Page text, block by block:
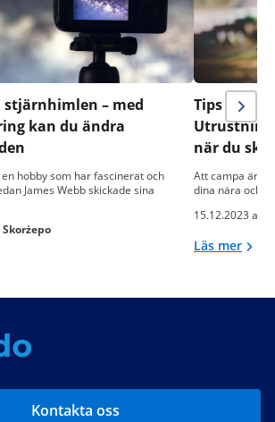
stjärnhimlen – med
kan du ändra
hobby som har fascinerat och
James Webb skickade sina
Tips för
när du ska
Att campa är
dina nära och
15.12.2023 av
Läs mer
Kontakta oss